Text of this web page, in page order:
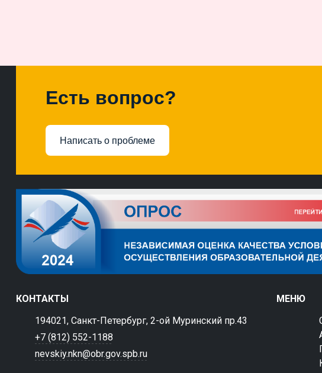
Есть вопрос?
Написать о проблеме
КОНТАКТЫ
194021, Санкт-Петербург, 2-ой Муринский пр.43
+7 (812) 552-1188
nevskiy.nkn@obr.gov.spb.ru
МЕНЮ